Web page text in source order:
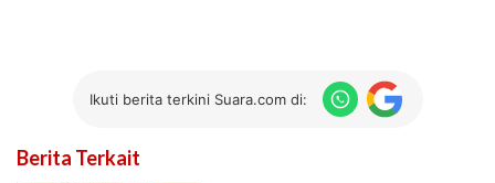
Ikuti berita terkini Suara.com di:
Berita Terkait